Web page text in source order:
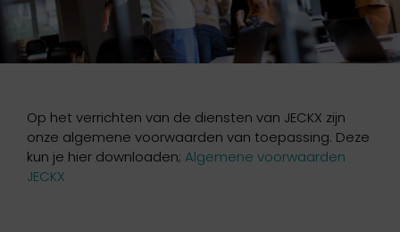
Op het verrichten van de diensten van JECKX zijn
onze algemene voorwaarden van toepassing. Deze
kun je hier downloaden; Algemene voorwaarden
JECKX